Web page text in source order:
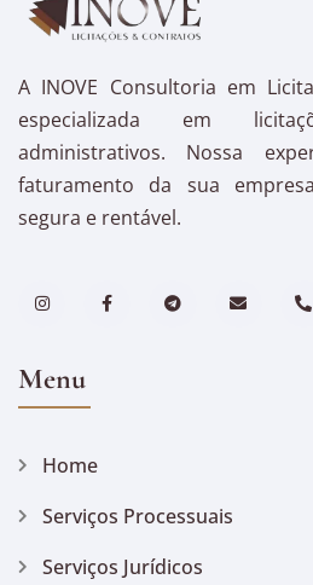
A INOVE Consultoria em
especializada em
administrativos. Nossa
faturamento da sua
segura e rentável.
Menu
Home
Serviços Processuais
Serviços Jurídicos